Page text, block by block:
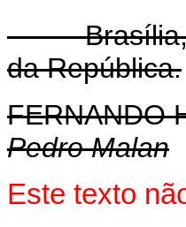
Brasília, 8
da República.
FERNANDO
Pedro Malan
Este texto